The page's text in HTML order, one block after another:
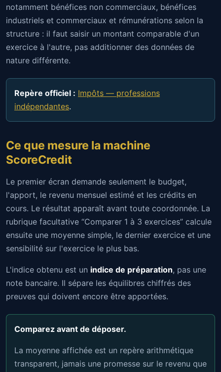
notamment bénéfices non commerciaux, bénéfices
industriels et commerciaux et rémunérations selon la
structure : il faut saisir un montant comparable d'un
exercice à l'autre, pas additionner des données de
nature différente.
Repère officiel : Impôts — professions
indépendantes.
Ce que mesure la machine
ScoreCredit
Le premier écran demande seulement le budget,
l'apport, le revenu mensuel estimé et les crédits en
cours. Le résultat apparaît avant toute coordonnée. La
rubrique facultative “Comparer 1 à 3 exercices” calcule
ensuite une moyenne simple, le dernier exercice et une
sensibilité sur l'exercice le plus bas.
L'indice obtenu est un indice de préparation, pas une
note bancaire. Il sépare les équilibres chiffrés des
preuves qui doivent encore être apportées.
Comparez avant de déposer.
La moyenne affichée est un repère arithmétique
transparent, jamais une promesse sur le revenu que